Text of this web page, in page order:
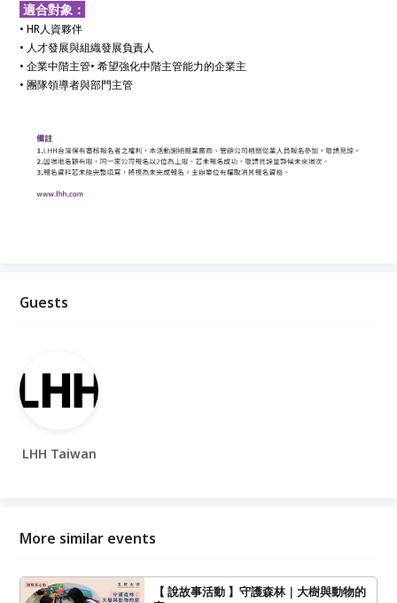
適合對象：
• HR人資夥伴
• 人才發展與組織發展負責人
• 企業中階主管• 希望強化中階主管能力的企業主
• 團隊領導者與部門主管
Guests
LHH Taiwan
More similar events
【 說故事活動 】守護森林｜大樹與動物的